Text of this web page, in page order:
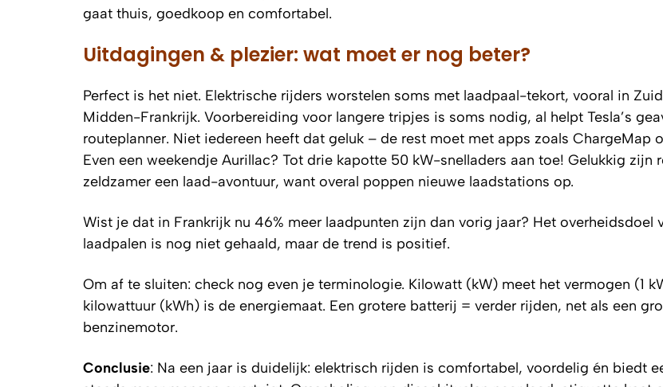
gaat thuis, goedkoop en comfortabel.
Uitdagingen & plezier: wat moet er nog beter?
Perfect is het niet. Elektrische rijders worstelen soms met laadpaal-tekort, vooral in
Midden-Frankrijk. Voorbereiding voor langere tripjes is soms nodig, al helpt Tesla’s
routeplanner. Niet iedereen heeft dat geluk – de rest moet met apps zoals ChargeMap
Even een weekendje Aurillac? Tot drie kapotte 50 kW-snelladers aan toe! Gelukkig zijn
zeldzamer een laad-avontuur, want overal poppen nieuwe laadstations op.
Wist je dat in Frankrijk nu 46% meer laadpunten zijn dan vorig jaar? Het overheidsdoel
laadpalen is nog niet gehaald, maar de trend is positief.
Om af te sluiten: check nog even je terminologie. Kilowatt (kW) meet het vermogen (1
kilowattuur (kWh) is de energiemaat. Een grotere batterij = verder rijden, net als een
benzinemotor.
Conclusie: Na een jaar is duidelijk: elektrisch rijden is comfortabel, voordelig én biedt